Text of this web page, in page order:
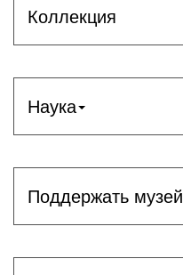
Коллекция
Наука
Поддержать музей